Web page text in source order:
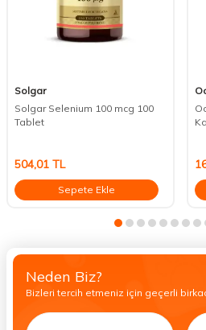
Solgar
Solgar Selenium 100 mcg 100
Tablet
504,01 TL
Sepete Ekle
Neden Biz?
Bizleri tercih etmeniz için geçerli